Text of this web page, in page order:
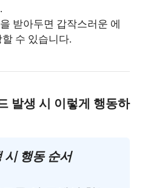
받아두면 갑작스러운 에
수 있습니다.
발생 시 이렇게 행동하
시 행동 순서